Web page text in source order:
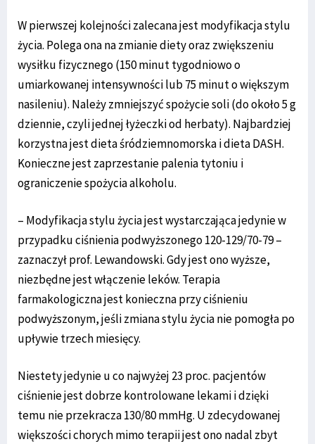
W pierwszej kolejności zalecana jest modyfikacja stylu
życia. Polega ona na zmianie diety oraz zwiększeniu
wysiłku fizycznego (150 minut tygodniowo o
umiarkowanej intensywności lub 75 minut o większym
nasileniu). Należy zmniejszyć spożycie soli (do około 5 g
dziennie, czyli jednej łyżeczki od herbaty). Najbardziej
korzystna jest dieta śródziemnomorska i dieta DASH.
Konieczne jest zaprzestanie palenia tytoniu i
ograniczenie spożycia alkoholu.
– Modyfikacja stylu życia jest wystarczająca jedynie w
przypadku ciśnienia podwyższonego 120-129/70-79 –
zaznaczył prof. Lewandowski. Gdy jest ono wyższe,
niezbędne jest włączenie leków. Terapia
farmakologiczna jest konieczna przy ciśnieniu
podwyższonym, jeśli zmiana stylu życia nie pomogła po
upływie trzech miesięcy.
Niestety jedynie u co najwyżej 23 proc. pacjentów
ciśnienie jest dobrze kontrolowane lekami i dzięki
temu nie przekracza 130/80 mmHg. U zdecydowanej
większości chorych mimo terapii jest ono nadal zbyt